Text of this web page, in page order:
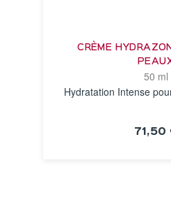
CRÈME
50 ml
Hydratation Intense
71,50